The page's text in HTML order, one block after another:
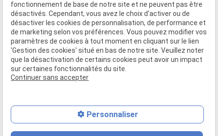
Espace Coiffure
Espace Beauté
Espace Bien-être
Espace échange
Soin spirituel
fonctionnement de base de notre site et ne peuvent pas être
désactivés. Cependant, vous avez le choix d'activer ou de
désactiver les cookies de personnalisation, de performance et
de marketing selon vos préférences. Vous pouvez modifier vos
paramètres de cookies à tout moment en cliquant sur le lien
'Gestion des cookies' situé en bas de notre site. Veuillez noter
que la désactivation de certains cookies peut avoir un impact
sur certaines fonctionnalités du site.
Continuer sans accepter
Personnaliser